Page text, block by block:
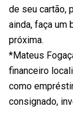
de seu cartão,
ainda, faça um
próxima.
*Mateus
financeiro
como
consignado,